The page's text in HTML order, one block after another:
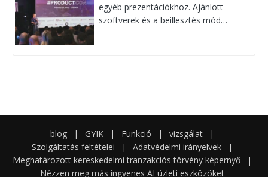
egyéb prezentációkhoz. Ajánlott
szoftverek és a beillesztés mód…
blog | GYIK | Funkció | vizsgálat
|
Szolgáltatás feltételei
| Adatvédelmi irányelvek
|
Meghatározott kereskedelmi tranzakciós törvény képernyő
|
Nézzen meg más ingyenes AI üzleti eszközöket